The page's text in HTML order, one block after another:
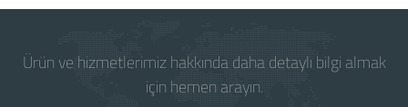
Ürün ve hizmetlerimiz hakkında daha detaylı bilgi almak
için hemen arayın.